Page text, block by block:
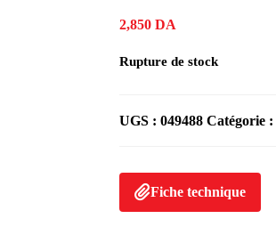
2,850 DA
Rupture de stock
UGS : 049488 Catégorie :
Fiche technique